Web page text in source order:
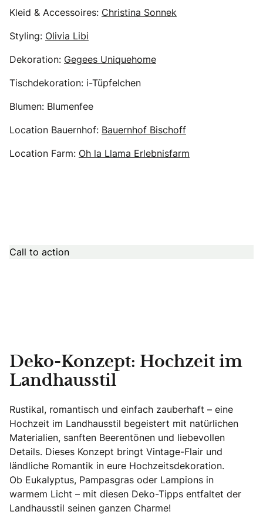
Kleid & Accessoires: Christina Sonnek
Styling: Olivia Libi
Dekoration: Gegees Uniquehome
Tischdekoration: i-Tüpfelchen
Blumen: Blumenfee
Location Bauernhof: Bauernhof Bischoff
Location Farm: Oh la Llama Erlebnisfarm
Call to action
Deko-Konzept: Hochzeit im
Landhausstil
Rustikal, romantisch und einfach zauberhaft – eine
Hochzeit im Landhausstil begeistert mit natürlichen
Materialien, sanften Beerentönen und liebevollen
Details. Dieses Konzept bringt Vintage-Flair und
ländliche Romantik in eure Hochzeitsdekoration.
Ob Eukalyptus, Pampasgras oder Lampions in
warmem Licht – mit diesen Deko-Tipps entfaltet der
Landhausstil seinen ganzen Charme!